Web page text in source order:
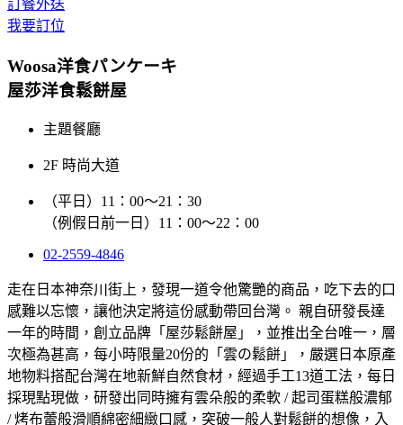
訂餐外送
我要訂位
Woosa洋食パンケーキ
屋莎洋食鬆餅屋
主題餐廳
2F 時尚大道
（平日）11：00～21：30
（例假日前一日）11：00～22：00
02-2559-4846
走在日本神奈川街上，發現一道令他驚艷的商品，吃下去的口
感難以忘懷，讓他決定將這份感動帶回台灣。 親自研發長達
一年的時間，創立品牌「屋莎鬆餅屋」，並推出全台唯一，層
次極為甚高，每小時限量20份的「雲の鬆餅」，嚴選日本原產
地物料搭配台灣在地新鮮自然食材，經過手工13道工法，每日
採現點現做，研發出同時擁有雲朵般的柔軟 / 起司蛋糕般濃郁
/ 烤布蕾般滑順綿密細緻口感，突破一般人對鬆餅的想像，入